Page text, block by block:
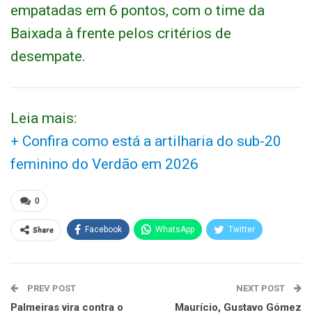
empatadas em 6 pontos, com o time da
Baixada à frente pelos critérios de
desempate.
Leia mais:
+ Confira como está a artilharia do sub-20
feminino do Verdão em 2026
0
Share Facebook WhatsApp Twitter
PREV POST
Palmeiras vira contra o
NEXT POST
Maurício, Gustavo Gómez